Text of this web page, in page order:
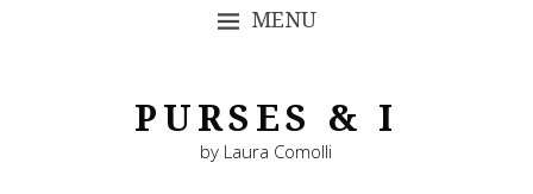
MENU
PURSES & I
by Laura Comolli